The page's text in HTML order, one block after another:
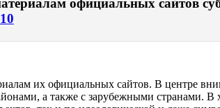
официальных сайтов
их официальных сайтов. В центре
а также с зарубежными странами. В